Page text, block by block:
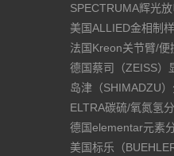
SPECTRUMA辉光
美国ALLIED金相制
法国Kreon关节臂/便
德国蔡司（ZEISS）
岛津（SHIMADZU
ELTRA碳硫/氧氮氢
德国elementar元素
美国标乐（